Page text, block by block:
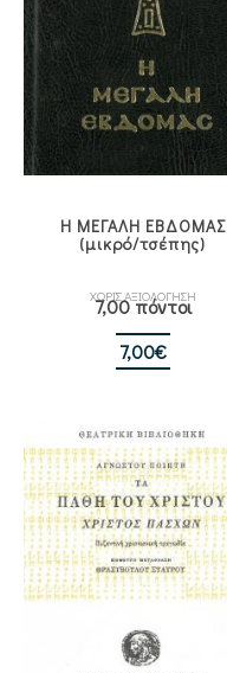
Η ΜΕΓΑΛΗ ΕΒΔΟΜΑΣ
(μικρό/τσέπης)
ΧΩΡΙΣ ΑΞΙΟΛΟΓΗΣΗ
7,00 πόντοι
7,00€